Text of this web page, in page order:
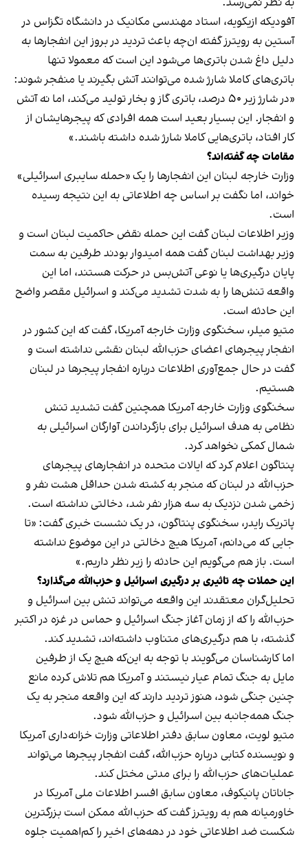
آفودیکه ازیکویه، استاد مهندسی مکانیک در دانشگاه تگزاس در
آستین به رویترز گفته ان‌چه باعث تردید در بروز این انفجارها به
دلیل داغ شدن باتری‌ها می‌شود این است که معمولا تنها
باتری‌های کاملا شارژ شده می‌توانند آتش بگیرند یا منفجر شوند:
«در شارژ زیر ۵۰ درصد، باتری گاز و بخار تولید می‌کند، اما نه آتش
و انفجار. این بسیار بعید است همه افرادی که پیجرهایشان از
کار افتاد، باتری‌هایی کاملا شارژ شده داشته باشند.»
مقامات چه گفته‌اند؟
وزارت خارجه لبنان این انفجارها را یک «حمله سایبری اسرائیلی»
خواند، اما نگفت بر اساس چه اطلاعاتی به این نتیجه رسیده
است.
وزیر اطلاعات لبنان گفت این حمله نقض حاکمیت لبنان است و
وزیر بهداشت لبنان گفت همه امیدوار بودند طرفین به سمت
پایان درگیری‌ها یا نوعی آتش‌بس در حرکت هستند، اما این
واقعه تنش‌ها را به شدت تشدید می‌کند و اسرائیل مقصر واضح
این حادثه است.
متیو میلر، سخنگوی وزارت خارجه آمریکا، گفت که این کشور در
انفجار پیجرهای اعضای حزب‌الله لبنان نقشی نداشته است و
گفت در حال جمع‌آوری اطلاعات درباره انفجار پیجرها در لبنان
هستیم.
سخنگوی وزارت خارجه آمریکا همچنین گفت تشدید تنش
نظامی به هدف اسرائیل برای بازگرداندن آوارگان اسرائیلی به
شمال کمکی نخواهد کرد.
پنتاگون اعلام کرد که ایالات متحده در انفجارهای پیجرهای
حزب‌الله در لبنان که منجر به کشته شدن حداقل هشت نفر و
زخمی شدن نزدیک به سه هزار نفر شد، دخالتی نداشته است.
پاتریک رایدر، سخنگوی پنتاگون، در یک نشست خبری گفت: «تا
جایی که می‌دانم، آمریکا هیچ دخالتی در این موضوع نداشته
است. باز هم می‌گویم این حادثه را زیر نظر داریم.»
این حملات چه تاثیری بر درگیری اسرائیل و حزب‌الله می‌گذارد؟
تحلیل‌گران معتقدند این واقعه می‌تواند تنش بین اسرائیل و
حزب‌الله را که از زمان آغاز جنگ اسرائیل و حماس در غزه در اکتبر
گذشته، با هم درگیری‌های متناوب داشته‌اند، تشدید کند.
اما کارشناسان می‌گویند با توجه به این‌که هیچ یک از طرفین
مایل به جنگ تمام عیار نیستند و آمریکا هم تلاش کرده مانع
چنین جنگی شود، هنوز تردید دارند که این واقعه منجر به یک
جنگ همه‌جانبه بین اسرائیل و حزب‌الله شود.
متیو لویت، معاون سابق دفتر اطلاعاتی وزارت خزانه‌داری آمریکا
و نویسنده کتابی درباره حزب‌الله، گفت انفجار پیجرها می‌تواند
عملیات‌های حزب‌الله را برای مدتی مختل کند.
جاناتان پانیکوف، معاون سابق افسر اطلاعات ملی آمریکا در
خاورمیانه هم به رویترز گفت که حزب‌الله ممکن است بزرگترین
شکست ضد اطلاعاتی خود در دهه‌های اخیر را کم‌اهمیت جلوه